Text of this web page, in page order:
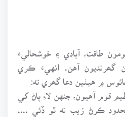
طاقت، آبادي ۽ خوشحاليءَ
گھرنديون آهن. انهيءَ ڪري
۾ هيٺين دعا گھري ته:
قوم آهيون، جنهن لاءِ پاڻ کي
محدود ڪرڻ زيب نه ٿو ڏئي ....